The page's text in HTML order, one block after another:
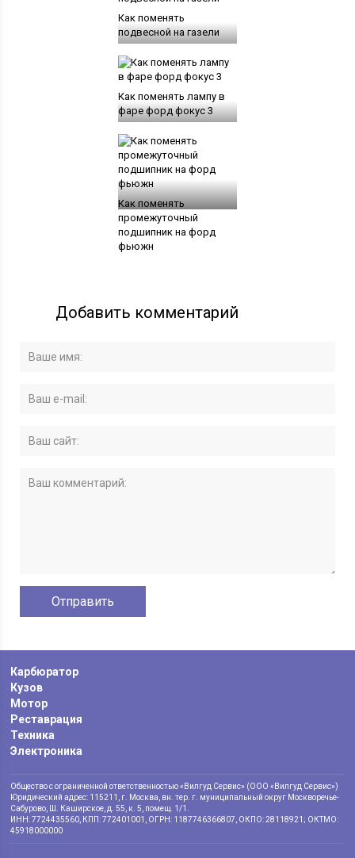
Как поменять
подвесной на газели
Как поменять лампу в
фаре форд фокус 3
Как поменять
промежуточный
подшипник на форд
фьюжн
Добавить комментарий
Карбюратор
Кузов
Мотор
Реставрация
Техника
Электроника
Общество с ограниченной ответственностью «Вилгуд Сервис» (ООО «Вилгуд Сервис»)
Юридический адрес: 115211, г. Москва, вн. тер. г. муниципальный округ Москворечье-
Сабурово, Ш. Каширское, д. 55, к. 5, помещ. 1/1.
ИНН: 7724435560, КПП: 772401001, ОГРН: 1187746366807, ОКПО: 28118921; ОКТМО:
45918000000